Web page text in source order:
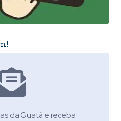
da Guatá e receba